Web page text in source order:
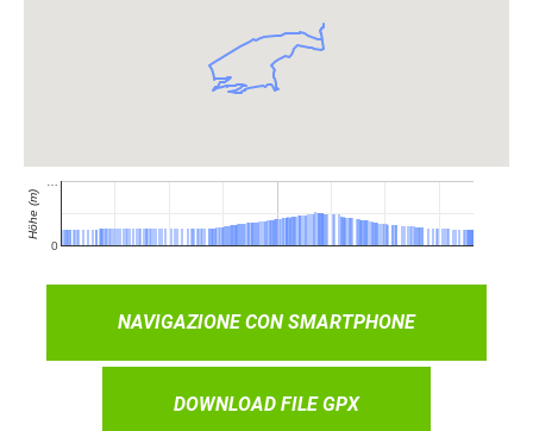
NAVIGAZIONE CON SMARTPHONE
DOWNLOAD FILE GPX